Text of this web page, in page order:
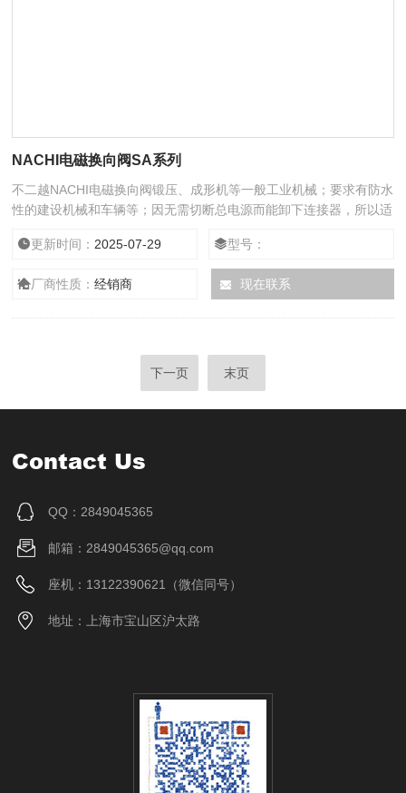
NACHI电磁换向阀SA系列
不二越NACHI电磁换向阀锻压、成形机等一般工业机械；要求有防水
性的建设机械和车辆等；因无需切断总电源而能卸下连接器，所以适
形式，防水性高 JIS C 0920 IP65；防止切换时发生震动的减震型
（选购件）；线圈可360°旋转，在狭窄空间安装；阀用交流电磁铁
的使用电压一般为交流220V，不二越NACHI电磁换向阀电气线路配
更新时间： 2025-07-29 型号：
厂商性质：经销商 现在联系
下一页 末页
Contact Us
QQ：2849045365
邮箱：2849045365@qq.com
座机：13122390621（微信同号）
地址：上海市宝山区沪太路